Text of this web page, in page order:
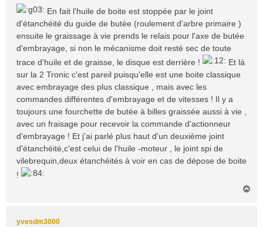
s
a
g
e
En fait l'huile de boite est stoppée par le joint
d'étanchéité du guide de butée (roulement d'arbre primaire )
ensuite le graissage à vie prends le relais pour l'axe de butée
d'embrayage, si non le mécanisme doit resté sec de toute
trace d'huile et de graisse, le disque est derrière !
Et là
sur la 2 Tronic c'est pareil puisqu'elle est une boite classique
avec embrayage des plus classique , mais avec les
commandes différentes d'embrayage et de vitesses ! Il y a
toujours une fourchette de butée à billes graissée aussi à vie ,
avec un fraisage pour recevoir la commande d'actionneur
d'embrayage ! Et j'ai parlé plus haut d'un deuxième joint
d'étanchéité,c'est celui de l'huile -moteur , le joint spi de
vilebrequin,deux étanchéités à voir en cas de dépose de boite
!
yvesdm3000